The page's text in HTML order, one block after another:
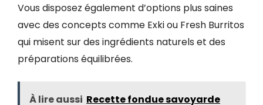
Vous disposez également d’options plus saines
avec des concepts comme Exki ou Fresh Burritos
qui misent sur des ingrédients naturels et des
préparations équilibrées.
À lire aussi Recette fondue savoyarde